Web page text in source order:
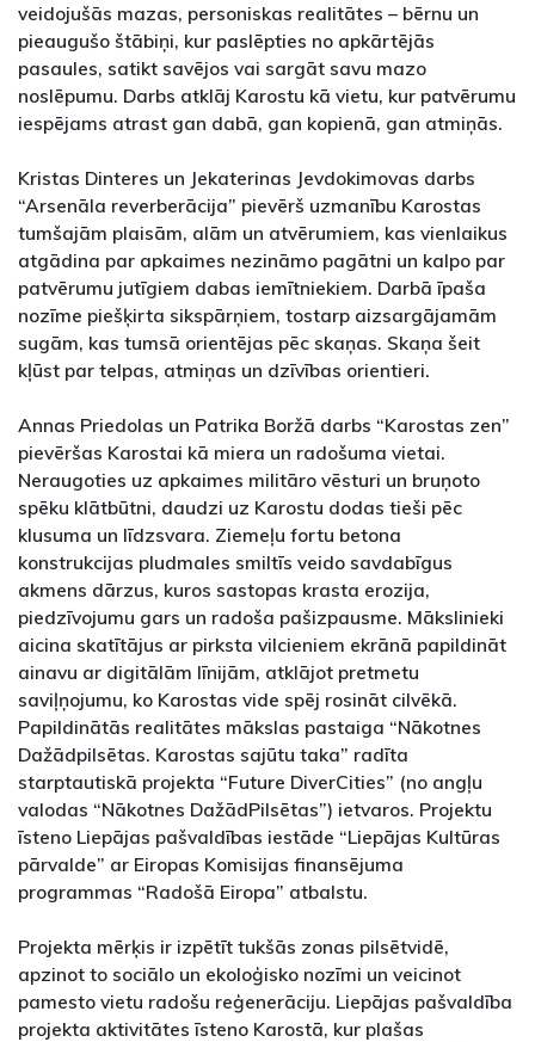
veidojušās mazas, personiskas realitātes – bērnu un
pieaugušo štābiņi, kur paslēpties no apkārtējās
pasaules, satikt savējos vai sargāt savu mazo
noslēpumu. Darbs atklāj Karostu kā vietu, kur patvērumu
iespējams atrast gan dabā, gan kopienā, gan atmiņās.
Kristas Dinteres un Jekaterinas Jevdokimovas darbs
“Arsenāla reverberācija” pievērš uzmanību Karostas
tumšajām plaisām, alām un atvērumiem, kas vienlaikus
atgādina par apkaimes nezināmo pagātni un kalpo par
patvērumu jutīgiem dabas iemītniekiem. Darbā īpaša
nozīme piešķirta sikspārņiem, tostarp aizsargājamām
sugām, kas tumsā orientējas pēc skaņas. Skaņa šeit
kļūst par telpas, atmiņas un dzīvības orientieri.
Annas Priedolas un Patrika Boržā darbs “Karostas zen”
pievēršas Karostai kā miera un radošuma vietai.
Neraugoties uz apkaimes militāro vēsturi un bruņoto
spēku klātbūtni, daudzi uz Karostu dodas tieši pēc
klusuma un līdzsvara. Ziemeļu fortu betona
konstrukcijas pludmales smiltīs veido savdabīgus
akmens dārzus, kuros sastopas krasta erozija,
piedzīvojumu gars un radoša pašizpausme. Mākslinieki
aicina skatītājus ar pirksta vilcieniem ekrānā papildināt
ainavu ar digitālām līnijām, atklājot pretmetu
saviļņojumu, ko Karostas vide spēj rosināt cilvēkā.
Papildinātās realitātes mākslas pastaiga “Nākotnes
Dažādpilsētas. Karostas sajūtu taka” radīta
starptautiskā projekta “Future DiverCities” (no angļu
valodas “Nākotnes DažādPilsētas”) ietvaros. Projektu
īsteno Liepājas pašvaldības iestāde “Liepājas Kultūras
pārvalde” ar Eiropas Komisijas finansējuma
programmas “Radošā Eiropa” atbalstu.
Projekta mērķis ir izpētīt tukšās zonas pilsētvidē,
apzinot to sociālo un ekoloģisko nozīmi un veicinot
pamesto vietu radošu reģenerāciju. Liepājas pašvaldība
projekta aktivitātes īsteno Karostā, kur plašas